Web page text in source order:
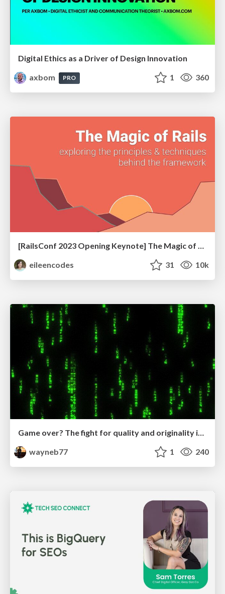
Digital Ethics as a Driver of Design Innovation
axbom
PRO 1 360
[RailsConf 2023 Opening Keynote] The Magic of Rails
eileencodes
31 10k
Game over? The fight for quality and originality in the time of robots
wayneb77
1 240